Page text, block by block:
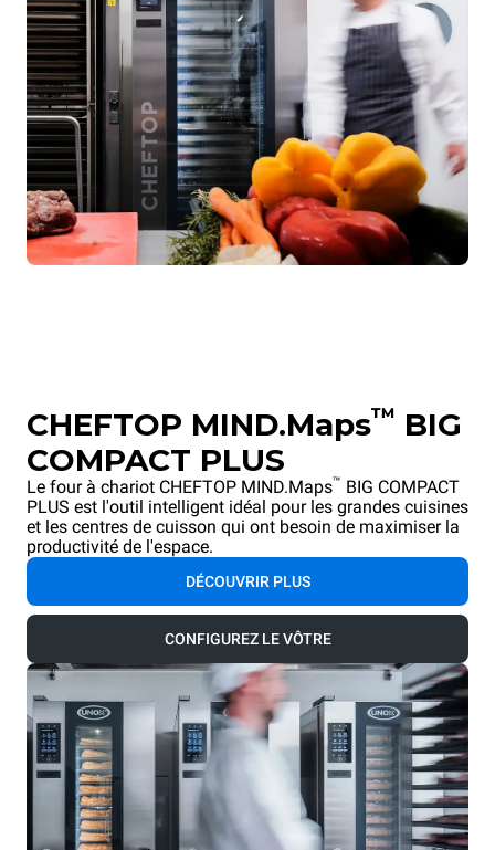
CHEFTOP MIND.Maps™ BIG
COMPACT PLUS
Le four à chariot CHEFTOP MIND.Maps™ BIG COMPACT
PLUS est l'outil intelligent idéal pour les grandes cuisines
et les centres de cuisson qui ont besoin de maximiser la
productivité de l'espace.
DÉCOUVRIR PLUS
CONFIGUREZ LE VÔTRE